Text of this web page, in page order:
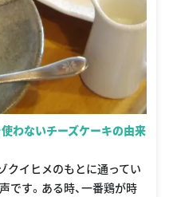
わないチーズケーキの由来
クイヒメのもとに通ってい
です。ある時、一番鶏が時